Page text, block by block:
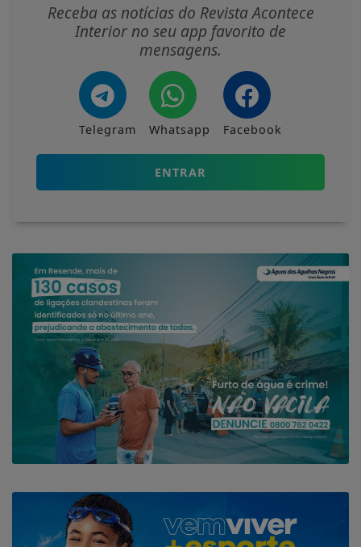
Receba as notícias do Revista Acontece
Interior no seu app favorito de
mensagens.
Telegram Whatsapp Facebook
ENTRAR